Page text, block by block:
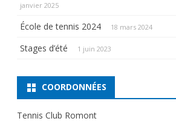
janvier 2025
École de tennis 2024 18 mars 2024
Stages d’été 1 juin 2023
COORDONNÉES
Tennis Club Romont